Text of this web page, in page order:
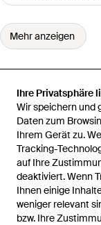
Ihre Privatsphäre
Wir speichern und
Daten zum
Ihrem Gerät zu.
Tracking-
auf Ihre
deaktiviert. Wenn
Ihnen einige
weniger relevant
bzw. Ihre
Mehr anzeigen
Startseite Damen
Hilfe und